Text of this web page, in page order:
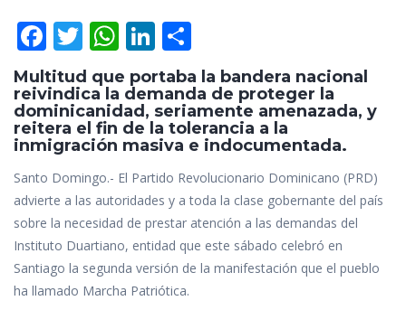
F
ac
e
b
o
o
k
T
w
itt
er
W
h
at
s
A
p
p
Li
n
k
e
dI
n
o
m
p
ar
ti
r
Multitud que portaba la bandera nacional
reivindica la demanda de proteger la
dominicanidad, seriamente amenazada, y
reitera el fin de la tolerancia a la
inmigración masiva e indocumentada.
Santo Domingo.- El Partido Revolucionario Dominicano (PRD)
advierte a las autoridades y a toda la clase gobernante del país
sobre la necesidad de prestar atención a las demandas del
Instituto Duartiano, entidad que este sábado celebró en
Santiago la segunda versión de la manifestación que el pueblo
ha llamado Marcha Patriótica.